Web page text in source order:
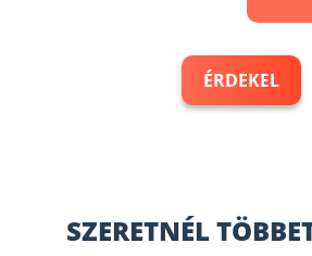
ÉRDEKEL
SZERETNÉL